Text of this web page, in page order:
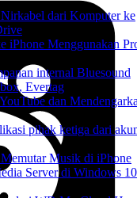
dari Komputer ke
iPhone Menggunakan
internal Bluesound
Evertag
dan
pihak ketiga dari
Musik di iPhone
Server di Windows